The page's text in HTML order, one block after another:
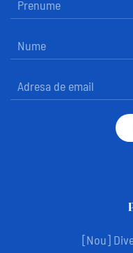
[Nou]